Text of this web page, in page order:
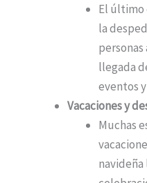
El último
la
llegada
eventos
Vacaciones y
Muchas